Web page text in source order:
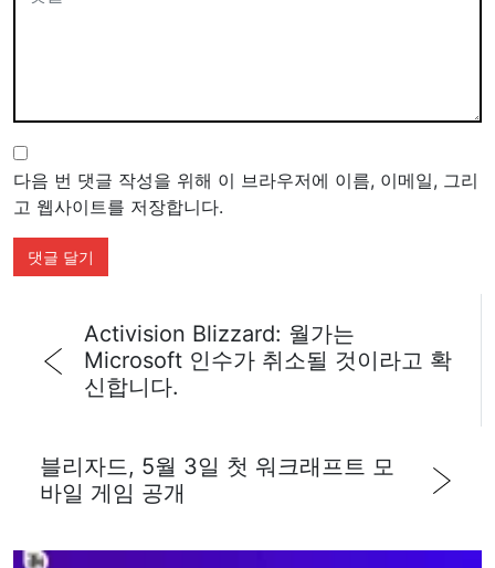
다음 번 댓글 작성을 위해 이 브라우저에 이름, 이메일, 그리
고 웹사이트를 저장합니다.
Activision Blizzard: 월가는
Microsoft 인수가 취소될 것이라고 확
신합니다.
블리자드, 5월 3일 첫 워크래프트 모
바일 게임 공개